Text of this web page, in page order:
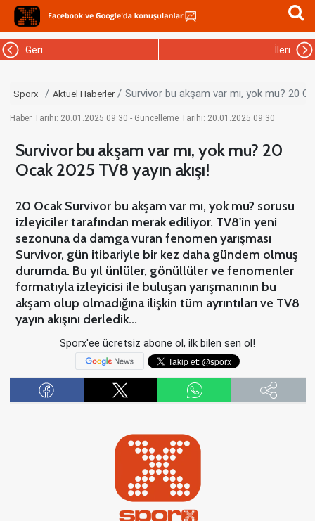
Geri İleri
Sporx Aktüel Haberler Survivor bu akşam var mı, yok mu? 20
Haber Tarihi: 20.01.2025 09:30 - Güncelleme Tarihi: 20.01.2025 09:30
Survivor bu akşam var mı, yok mu? 20
Ocak 2025 TV8 yayın akışı!
20 Ocak Survivor bu akşam var mı, yok mu? sorusu
izleyiciler tarafından merak ediliyor. TV8'in yeni
sezonuna da damga vuran fenomen yarışması
Survivor, gün itibariyle bir kez daha gündem olmuş
durumda. Bu yıl ünlüler, gönüllüler ve fenomenler
formatıyla izleyicisi ile buluşan yarışmanının bu
akşam olup olmadığına ilişkin tüm ayrıntıları ve TV8
yayın akışını derledik...
Sporx'ee ücretsiz abone ol, ilk bilen sen ol!